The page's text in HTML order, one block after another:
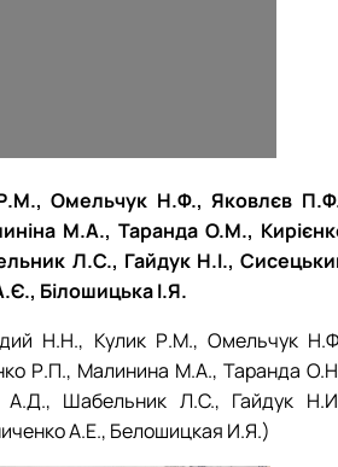
Омельчук Н.Ф., Яковлєв
М.А., Таранда О.М.,
Л.С., Гайдук Н.І.,
Білошицька І.Я.
Н.Н., Кулик Р.М., Омельчук
Р.П., Малинина М.А., Таранда
А.Д., Шабельник Л.С., Гайдук
А.Е., Белошицкая И.Я.)